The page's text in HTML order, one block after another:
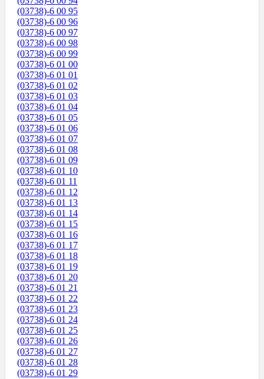
(03738)-6 00 95
(03738)-6 00 96
(03738)-6 00 97
(03738)-6 00 98
(03738)-6 00 99
(03738)-6 01 00
(03738)-6 01 01
(03738)-6 01 02
(03738)-6 01 03
(03738)-6 01 04
(03738)-6 01 05
(03738)-6 01 06
(03738)-6 01 07
(03738)-6 01 08
(03738)-6 01 09
(03738)-6 01 10
(03738)-6 01 11
(03738)-6 01 12
(03738)-6 01 13
(03738)-6 01 14
(03738)-6 01 15
(03738)-6 01 16
(03738)-6 01 17
(03738)-6 01 18
(03738)-6 01 19
(03738)-6 01 20
(03738)-6 01 21
(03738)-6 01 22
(03738)-6 01 23
(03738)-6 01 24
(03738)-6 01 25
(03738)-6 01 26
(03738)-6 01 27
(03738)-6 01 28
(03738)-6 01 29